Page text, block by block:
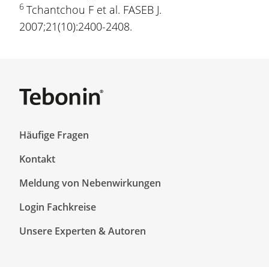
6 Tchantchou F et al. FASEB J.
2007;21(10):2400-2408.
F
o
t
r
o
Häufige Fragen
Kontakt
Meldung von Nebenwirkungen
F
o
Login Fachkreise
Unsere Experten & Autoren